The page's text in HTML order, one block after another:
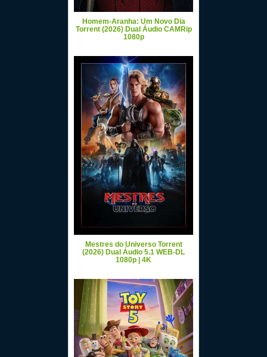
Homem-Aranha: Um Novo Dia
Torrent (2026) Dual Áudio CAMRip
1080p
Mestres do Universo Torrent
(2026) Dual Áudio 5.1 WEB-DL
1080p | 4K